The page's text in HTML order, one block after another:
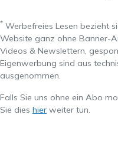
* Werbefreies Lesen bezieht
Website ganz ohne Banner-
Videos & Newslettern,
Eigenwerbung sind aus
ausgenommen.
Falls Sie uns ohne ein Abo
Sie dies hier weiter tun.